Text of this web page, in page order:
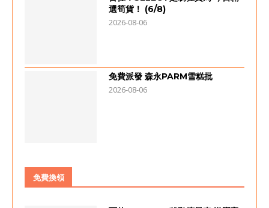
選筍貨！ (6/8)
2026-08-06
免費派發 森永PARM雪糕批
2026-08-06
免費換領